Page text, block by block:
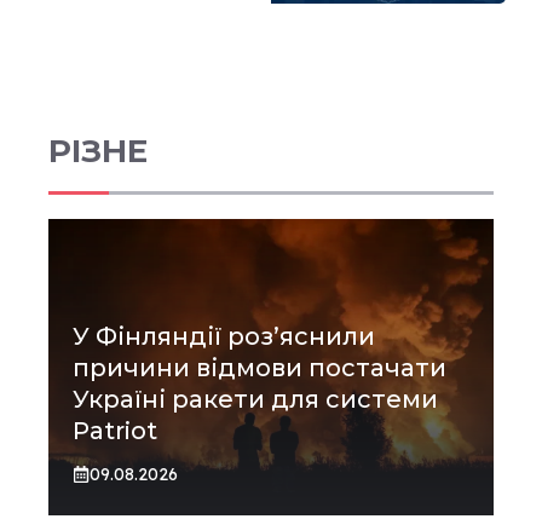
РІЗНЕ
У Фінляндії роз’яснили
причини відмови постачати
Україні ракети для системи
Patriot
09.08.2026